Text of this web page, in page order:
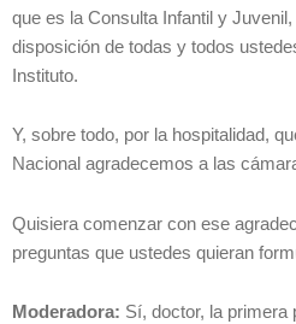
que es la Consulta Infantil y
disposición de todas y todos
Instituto.
Y, sobre todo, por la hospitalidad,
Nacional agradecemos a las
Quisiera comenzar con ese
preguntas que ustedes quieran
Moderadora: Sí, doctor, la primera